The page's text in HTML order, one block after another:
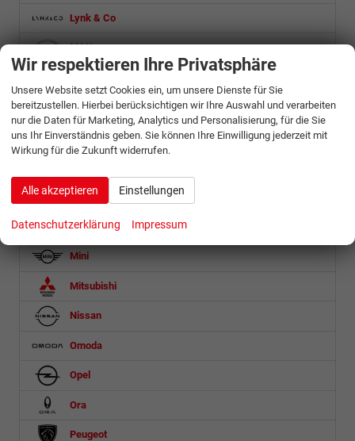
Lynk & Co
MAN
Maserati
Maxus
Mazda
MG
Microlino
Mini
Mitsubishi
Nissan
Omoda
Opel
Ora
Peugeot
Wir respektieren Ihre Privatsphäre
Unsere Website setzt Cookies ein, um unsere Dienste für Sie
bereitzustellen. Hierbei berücksichtigen wir Ihre Auswahl und verarbeiten
nur die Daten für Marketing, Analytics und Personalisierung, für die Sie
uns Ihr Einverständnis geben. Sie können Ihre Einwilligung jederzeit mit
Wirkung für die Zukunft widerrufen.
Alle akzeptieren Einstellungen
Datenschutzerklärung Impressum